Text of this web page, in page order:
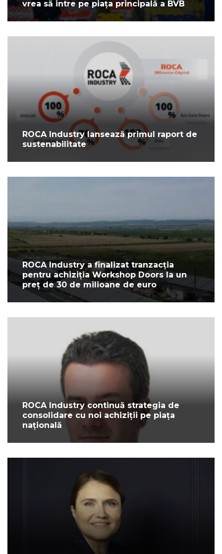
vrea să intre pe piața principală a BVB
ROCA Industry lansează primul raport de
sustenabilitate
ROCA Industry a finalizat tranzacția
pentru achiziția Workshop Doors la un
preț de 30 de milioane de euro
ROCA Industry continuă strategia de
consolidare cu noi achiziții pe piața
națională